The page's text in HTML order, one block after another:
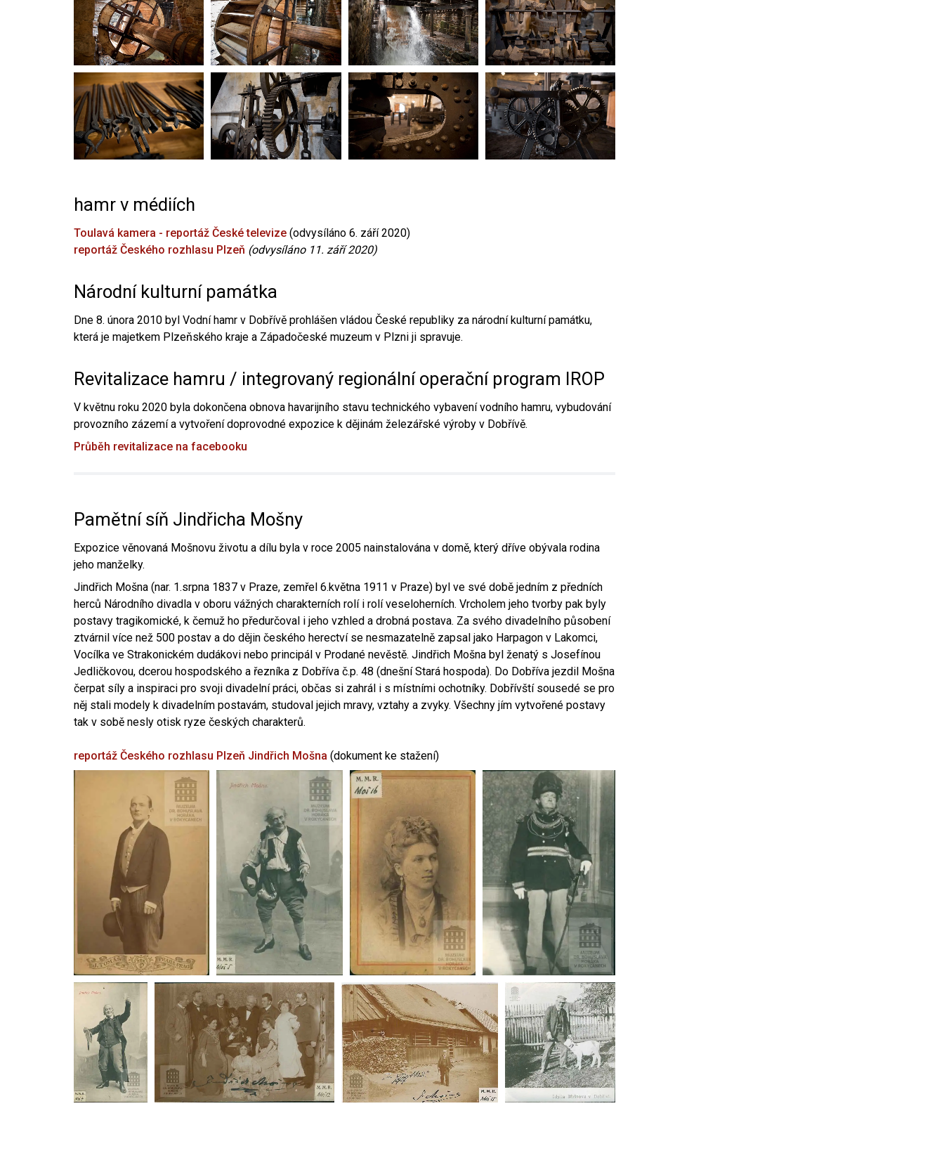
hamr v médiích
Toulavá kamera - reportáž České televize (odvysíláno 6. září 2020)
reportáž Českého rozhlasu Plzeň (odvysíláno 11. září 2020)
Národní kulturní památka
Dne 8. února 2010 byl Vodní hamr v Dobřívě prohlášen vládou České republiky za národní kulturní památku,
která je majetkem Plzeňského kraje a Západočeské muzeum v Plzni ji spravuje.
Revitalizace hamru / integrovaný regionální operační program IROP
V květnu roku 2020 byla dokončena obnova havarijního stavu technického vybavení vodního hamru, vybudování
provozního zázemí a vytvoření doprovodné expozice k dějinám železářské výroby v Dobřívě.
Průběh revitalizace na facebooku
Pamětní síň Jindřicha Mošny
Expozice věnovaná Mošnovu životu a dílu byla v roce 2005 nainstalována v domě, který dříve obývala rodina
jeho manželky.
Jindřich Mošna (nar. 1.srpna 1837 v Praze, zemřel 6.května 1911 v Praze) byl ve své době jedním z předních
herců Národního divadla v oboru vážných charakterních rolí i rolí veseloherních. Vrcholem jeho tvorby pak byly
postavy tragikomické, k čemuž ho předurčoval i jeho vzhled a drobná postava. Za svého divadelního působení
ztvárnil více než 500 postav a do dějin českého herectví se nesmazatelně zapsal jako Harpagon v Lakomci,
Vocílka ve Strakonickém dudákovi nebo principál v Prodané nevěstě. Jindřich Mošna byl ženatý s Josefínou
Jedličkovou, dcerou hospodského a řezníka z Dobříva č.p. 48 (dnešní Stará hospoda). Do Dobříva jezdil Mošna
čerpat síly a inspiraci pro svoji divadelní práci, občas si zahrál i s místními ochotníky. Dobřívští sousedé se pro
něj stali modely k divadelním postavám, studoval jejich mravy, vztahy a zvyky. Všechny jím vytvořené postavy
tak v sobě nesly otisk ryze českých charakterů.
reportáž Českého rozhlasu Plzeň Jindřich Mošna (dokument ke stažení)